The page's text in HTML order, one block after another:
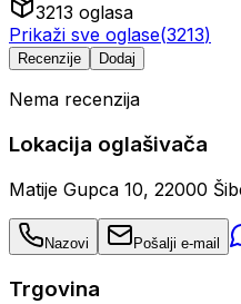
3213 oglasa
Prikaži sve oglase(3213)
Recenzije Dodaj
Nema recenzija
Lokacija oglašivača
Matije Gupca 10, 22000
Nazovi Pošalji e-mail
Trgovina